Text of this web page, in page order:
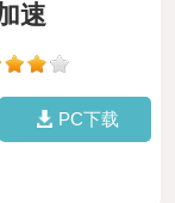
速
PC下载